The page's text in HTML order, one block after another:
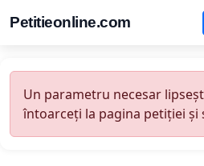
Petitieonline.com
Un parametru necesar
întoarceți la pagina petiției și